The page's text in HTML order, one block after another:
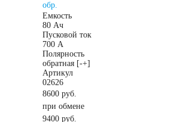
зарядные
обр.
Емкость
80 Ач
Пусковой ток
700 А
Полярность
обратная [-+]
Артикул
02626
8600 руб.
при обмене
9400 руб.